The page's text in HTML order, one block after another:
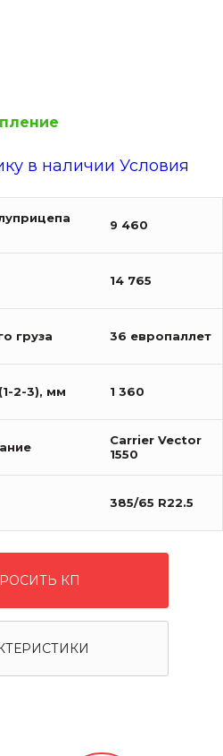
в наличии Условия
9 460
14 765
груза 36 европаллет
2-3), мм 1 360
Carrier Vector
1550
385/65 R22.5
КП